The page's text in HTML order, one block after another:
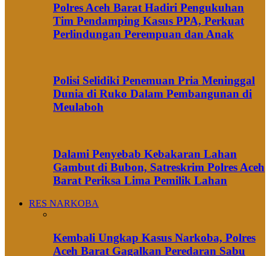
Polres Aceh Barat Hadiri Pengukuhan
Tim Pendamping Kasus PPA, Perkuat
Perlindungan Perempuan dan Anak
Polisi Selidiki Penemuan Pria Meninggal
Dunia di Ruko Dalam Pembangunan di
Meulaboh
Dalami Penyebab Kebakaran Lahan
Gambut di Bubon, Satreskrim Polres Aceh
Barat Periksa Lima Pemilik Lahan
RES NARKOBA
Kembali Ungkap Kasus Narkoba, Polres
Aceh Barat Gagalkan Peredaran Sabu